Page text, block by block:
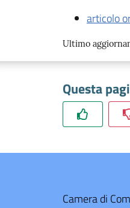
articolo
Ultimo
Questa
Camera di